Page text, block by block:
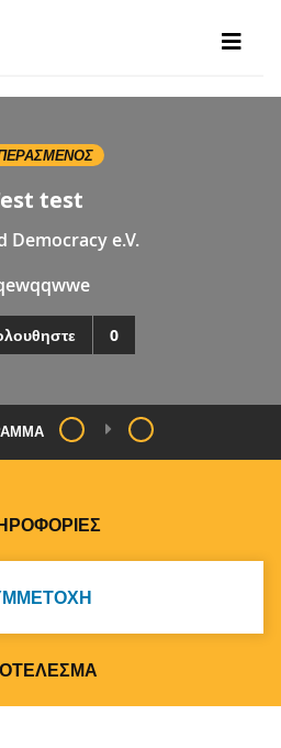
test
Democracy e.V.
0